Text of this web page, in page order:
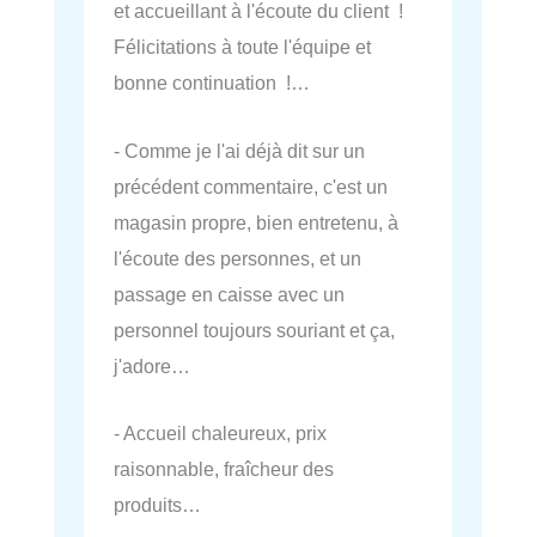
et accueillant à l'écoute du client !
Félicitations à toute l'équipe et
bonne continuation !…
- Comme je l'ai déjà dit sur un
précédent commentaire, c'est un
magasin propre, bien entretenu, à
l'écoute des personnes, et un
passage en caisse avec un
personnel toujours souriant et ça,
j'adore…
- Accueil chaleureux, prix
raisonnable, fraîcheur des
produits…